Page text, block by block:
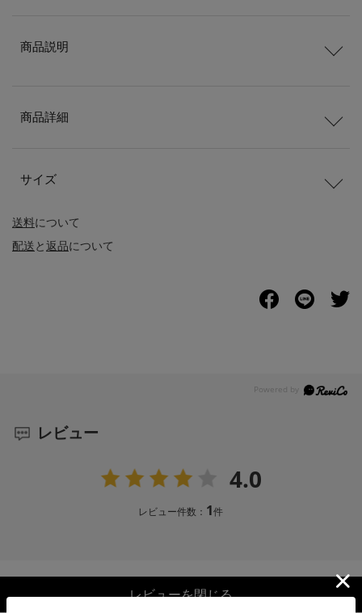
送料について
配送と返品について
商品説明
商品詳細
サイズ
レビュー
4.0
レビュー件数： 1件
レビューを閉じる